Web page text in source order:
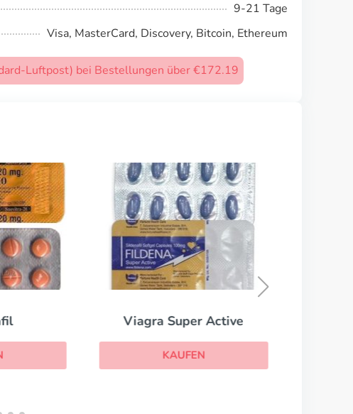
9-21 Tage
Visa, MasterCard, Discovery, Bitcoin, Ethereum
Luftpost) bei Bestellungen über €172.19
Viagra Super Active
KAUFEN